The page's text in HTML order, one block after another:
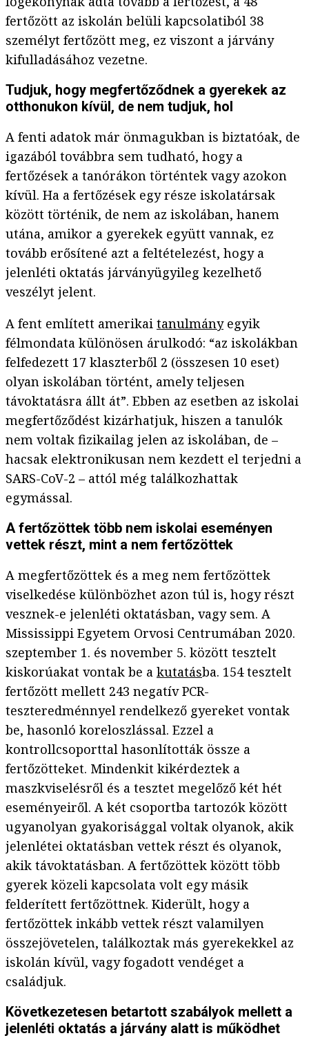
fertőzött az iskolán belüli kapcsolatiból 38
személyt fertőzött meg, ez viszont a járvány
kifulladásához vezetne.
Tudjuk, hogy megfertőződnek a gyerekek az
otthonukon kívül, de nem tudjuk, hol
A fenti adatok már önmagukban is biztatóak, de
igazából továbbra sem tudható, hogy a
fertőzések a tanórákon történtek vagy azokon
kívül. Ha a fertőzések egy része iskolatársak
között történik, de nem az iskolában, hanem
utána, amikor a gyerekek együtt vannak, ez
tovább erősítené azt a feltételezést, hogy a
jelenléti oktatás járványügyileg kezelhető
veszélyt jelent.
A fent említett amerikai tanulmányegyik
félmondata különösen árulkodó: “az iskolákban
felfedezett 17 klaszterből 2 (összesen 10 eset)
olyan iskolában történt, amely teljesen
távoktatásra állt át”. Ebben az esetben az iskolai
megfertőződést kizárhatjuk, hiszen a tanulók
nem voltak fizikailag jelen az iskolában, de –
hacsak elektronikusan nem kezdett el terjedni a
SARS-CoV-2 – attól még találkozhattak
egymással.
A fertőzöttek több nem iskolai eseményen
vettek részt, mint a nem fertőzöttek
A megfertőzöttek és a meg nem fertőzöttek
viselkedése különbözhet azon túl is, hogy részt
vesznek-e jelenléti oktatásban, vagy sem. A
Mississippi Egyetem Orvosi Centrumában 2020.
szeptember 1. és november 5. között tesztelt
kiskorúakat vontak be a kutatásba. 154 tesztelt
fertőzött mellett 243 negatív PCR-
teszteredménnyel rendelkező gyereket vontak
be, hasonló koreloszlással. Ezzel a
kontrollcsoporttal hasonlították össze a
fertőzötteket. Mindenkit kikérdeztek a
maszkviselésről és a tesztet megelőző két hét
eseményeiről. A két csoportba tartozók között
ugyanolyan gyakorisággal voltak olyanok, akik
jelenlétei oktatásban vettek részt és olyanok,
akik távoktatásban. A fertőzöttek között több
gyerek közeli kapcsolata volt egy másik
felderített fertőzöttnek. Kiderült, hogy a
fertőzöttek inkább vettek részt valamilyen
összejövetelen, találkoztak más gyerekekkel az
iskolán kívül, vagy fogadott vendéget a
családjuk.
Következetesen betartott szabályok mellett a
jelenléti oktatás a járvány alatt is működhet